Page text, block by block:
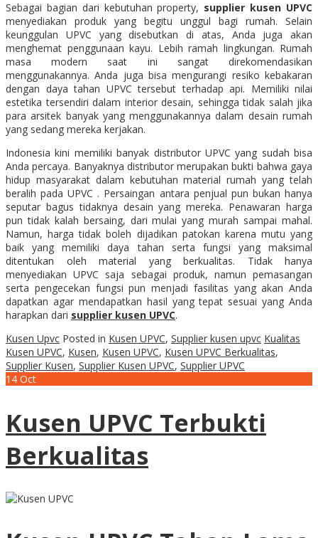
Sebagai bagian dari kebutuhan property, supplier kusen UPVC
menyediakan produk yang begitu unggul bagi rumah. Selain
keunggulan UPVC yang disebutkan di atas, Anda juga akan
menghemat penggunaan kayu. Lebih ramah lingkungan. Rumah
masa modern saat ini sangat direkomendasikan
menggunakannya. Anda juga bisa mengurangi resiko kebakaran
dengan daya tahan UPVC tersebut terhadap api. Memiliki nilai
estetika tersendiri dalam interior desain, sehingga tidak salah jika
para arsitek banyak yang menggunakannya dalam desain rumah
yang sedang mereka kerjakan.
Indonesia kini memiliki banyak distributor UPVC yang sudah bisa
Anda percaya. Banyaknya distributor merupakan bukti bahwa gaya
hidup masyarakat dalam kebutuhan material rumah yang telah
beralih pada UPVC . Persaingan antara penjual pun bukan hanya
seputar bagus tidaknya desain yang mereka. Penawaran harga
pun tidak kalah bersaing, dari mulai yang murah sampai mahal.
Namun, harga tidak boleh dijadikan patokan karena mutu yang
baik yang memiliki daya tahan serta fungsi yang maksimal
ditentukan oleh material yang berkualitas. Tidak hanya
menyediakan UPVC saja sebagai produk, namun pemasangan
serta pengecekan fungsi pun menjadi fasilitas yang akan Anda
dapatkan agar mendapatkan hasil yang tepat sesuai yang Anda
harapkan dari supplier kusen UPVC.
Kusen Upvc Posted in Kusen UPVC, Supplier kusen upvc Kualitas
Kusen UPVC, Kusen, Kusen UPVC, Kusen UPVC Berkualitas,
Supplier Kusen, Supplier Kusen UPVC, Supplier UPVC
14 Oct
Kusen UPVC Terbukti
Berkualitas